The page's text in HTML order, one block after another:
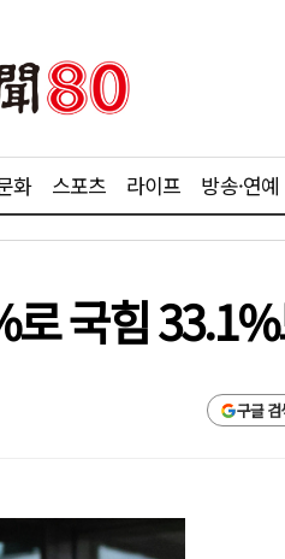
화 스포츠 라이프 방송·연예
국힘
구글 검